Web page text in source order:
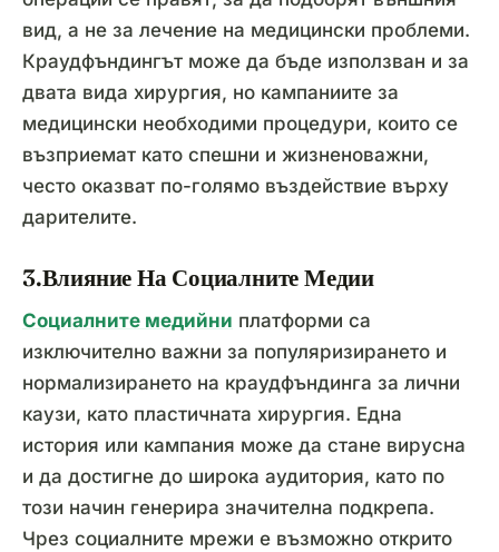
вид, а не за лечение на медицински проблеми.
Краудфъндингът може да бъде използван и за
двата вида хирургия, но кампаниите за
медицински необходими процедури, които се
възприемат като спешни и жизненоважни,
често оказват по-голямо въздействие върху
дарителите.
3.Влияние На Социалните Медии
Социалните медийни платформи са
изключително важни за популяризирането и
нормализирането на краудфъндинга за лични
каузи, като пластичната хирургия. Една
история или кампания може да стане вирусна
и да достигне до широка аудитория, като по
този начин генерира значителна подкрепа.
Чрез социалните мрежи е възможно открито